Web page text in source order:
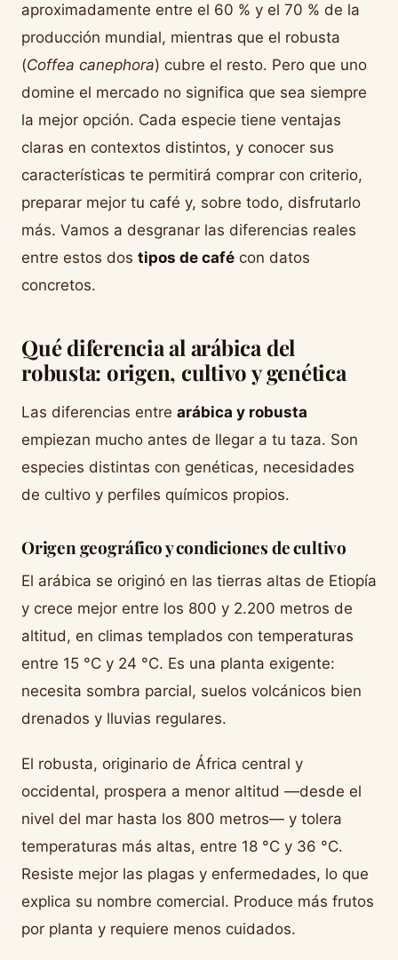
aproximadamente entre el 60 % y el 70 % de la
producción mundial, mientras que el robusta
(Coffea canephora) cubre el resto. Pero que uno
domine el mercado no significa que sea siempre
la mejor opción. Cada especie tiene ventajas
claras en contextos distintos, y conocer sus
características te permitirá comprar con criterio,
preparar mejor tu café y, sobre todo, disfrutarlo
más. Vamos a desgranar las diferencias reales
entre estos dos tipos de café con datos
concretos.
Qué diferencia al arábica del
robusta: origen, cultivo y genética
Las diferencias entre arábica y robusta
empiezan mucho antes de llegar a tu taza. Son
especies distintas con genéticas, necesidades
de cultivo y perfiles químicos propios.
Origen geográfico y condiciones de cultivo
El arábica se originó en las tierras altas de Etiopía
y crece mejor entre los 800 y 2.200 metros de
altitud, en climas templados con temperaturas
entre 15 °C y 24 °C. Es una planta exigente:
necesita sombra parcial, suelos volcánicos bien
drenados y lluvias regulares.
El robusta, originario de África central y
occidental, prospera a menor altitud —desde el
nivel del mar hasta los 800 metros— y tolera
temperaturas más altas, entre 18 °C y 36 °C.
Resiste mejor las plagas y enfermedades, lo que
explica su nombre comercial. Produce más frutos
por planta y requiere menos cuidados.